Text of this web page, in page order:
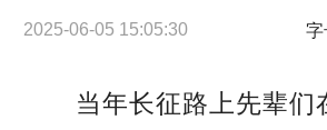
2025-06-05 15:05:30 字
当年长征路上先辈们